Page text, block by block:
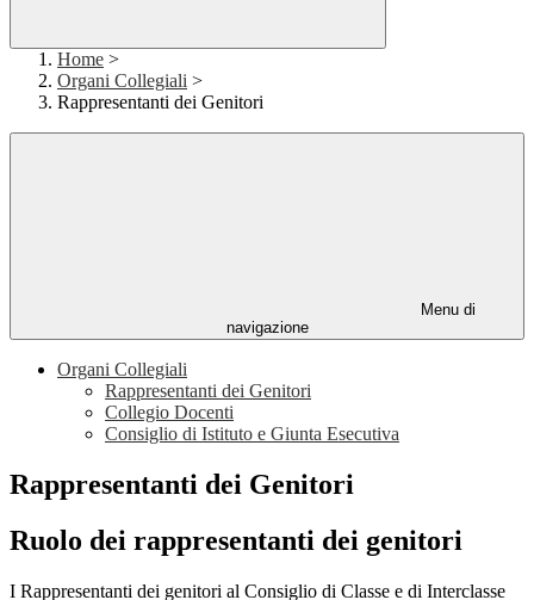
Home >
Organi Collegiali >
Rappresentanti dei Genitori
Menu di
navigazione
Organi Collegiali
Rappresentanti dei Genitori
Collegio Docenti
Consiglio di Istituto e Giunta Esecutiva
Rappresentanti dei Genitori
Ruolo dei rappresentanti dei genitori
I Rappresentanti dei genitori al Consiglio di Classe e di Interclasse